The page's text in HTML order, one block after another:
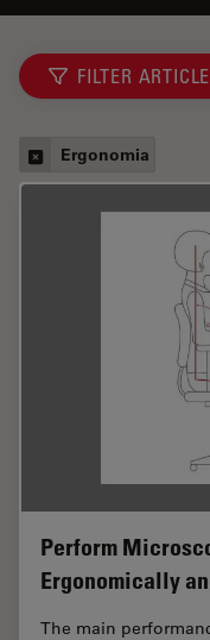
FILTER
Ergonomia
Perform
Ergonomically
The main